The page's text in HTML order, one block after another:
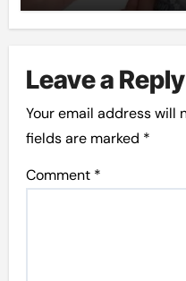
Leave a Reply
Your email address will
fields are marked *
Comment *